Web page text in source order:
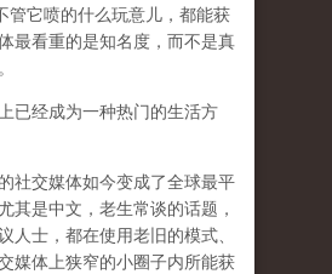
管它喷的什么玩意儿，都能获
最看重的是知名度，而不是真
已经成为一种热门的生活方
社交媒体如今变成了全球最平
其是中文，老生常谈的话题，
人士，都在使用老旧的模式、
媒体上狭窄的小圈子内所能获